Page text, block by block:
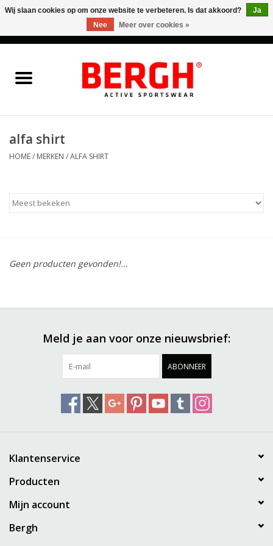
Accessories
Merken
alfa shirt
HOME/ MERKEN /ALFA SHIRT
Geen producten gevonden!...
Meld je aan voor onze nieuwsbrief:
ABONNEER
Klantenservice
Producten
Mijn account
Bergh
Wij slaan cookies op om onze website te verbeteren. Is dat akkoord?
Ja
Nee
Meer over cookies »